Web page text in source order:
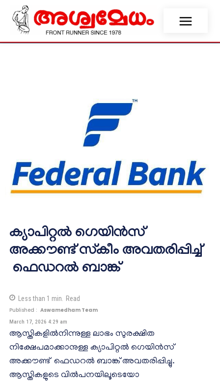
ക്യാപിറ്റൽ ഗെയിൻസ്
അക്കൗണ്ട് സ്കീം അവതരിപ്പിച്ച്
ഫെഡറൽ ബാങ്ക്
Less than 1 min. Read
Published : Aswamedham Team
March 17, 2026 4:29 am
ആസ്തികളിൽനിന്നുള്ള ലാഭം സുരക്ഷിത
നിക്ഷേപമാക്കാനുള്ള ക്യാപിറ്റൽ ഗെയിൻസ്
അക്കൗണ്ട് ഫെഡറൽ ബാങ്ക് അവതരിപ്പിച്ചു.
ആസ്തികളുടെ വിൽപനയിലൂടെയോ